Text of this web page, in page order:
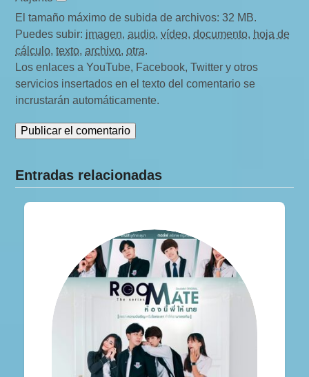
El tamaño máximo de subida de archivos: 32 MB.
Puedes subir: imagen,audio,vídeo,documento, hoja de
cálculo,texto,archivo,otra.
Los enlaces a YouTube, Facebook, Twitter y otros
servicios insertados en el texto del comentario se
incrustarán automáticamente.
Entradas relacionadas